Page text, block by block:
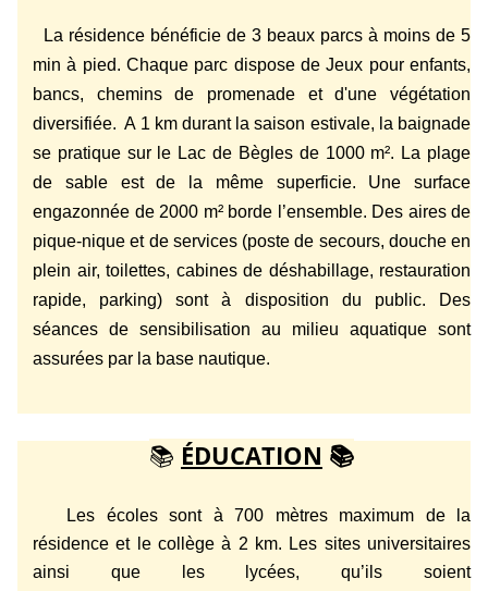
La résidence bénéficie de 3 beaux parcs à moins de 5
min à pied. Chaque parc dispose de Jeux pour enfants,
bancs, chemins de promenade et d'une végétation
diversifiée. A 1 km durant la saison estivale, la baignade
se pratique sur le Lac de Bègles de 1000 m². La plage
de sable est de la même superficie. Une surface
engazonnée de 2000 m² borde l’ensemble. Des aires de
pique-nique et de services (poste de secours, douche en
plein air, toilettes, cabines de déshabillage, restauration
rapide, parking) sont à disposition du public. Des
séances de sensibilisation au milieu aquatique sont
assurées par la base nautique.
📚 ÉDUCATION 📚
Les écoles sont à 700 mètres maximum de la
résidence et le collège à 2 km. Les sites universitaires
ainsi que les lycées, qu’ils soient